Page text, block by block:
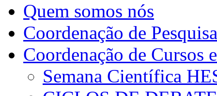
Quem somos nós
Coordenação de Pesquisa
Coordenação de Cursos
Semana Científica